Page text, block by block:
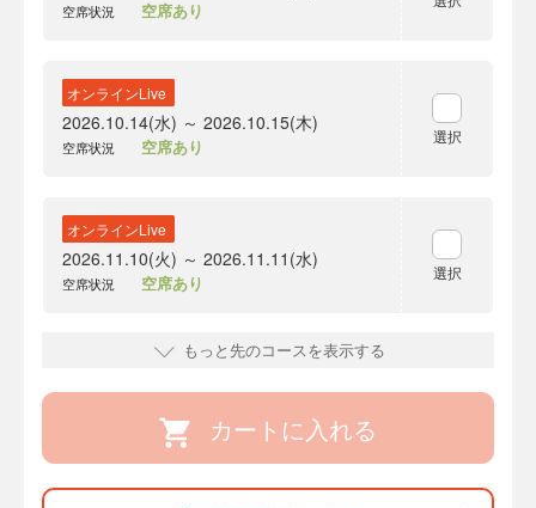
空席状況 空席あり
オンラインLive
2026.10.14(水) ～ 2026.10.15(木)
空席状況 空席あり 選択
オンラインLive
2026.11.10(火) ～ 2026.11.11(水)
空席状況 空席あり 選択
もっと先のコースを表示する
カートに入れる